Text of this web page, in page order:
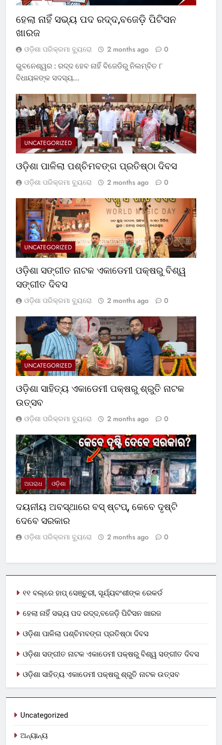
ହେଲା ନାହିଁ ସଭ୍ୟ ପଦ ରଦ୍ଦ,ବଜେଡ଼ି ପିଟିସନ
ଖାରଜ
ଓଡ଼ିଶା ପରିକ୍ରମା ବ୍ୟୁରୋ 2 months ago 0
ଭୁବନେଶ୍ୱର : ରଦ୍ଦ ହେବ ନାହିଁ ବିଜେଡିରୁ ନିଲମ୍ବିତ ୮
ବିଧାୟକଙ୍କ ସଦସ୍ୟ…
UNCATEGORIZED
ଓଡ଼ିଶା ପାଳିଲା ପଶ୍ଚିମବଙ୍ଗ ପ୍ରତିଷ୍ଠା ଦିବସ
ଓଡ଼ିଶା ପରିକ୍ରମା ବ୍ୟୁରୋ 2 months ago 0
UNCATEGORIZED
ଓଡ଼ିଶା ସଙ୍ଗୀତ ନାଟକ ଏକାଡେମୀ ପକ୍ଷରୁ ବିଶ୍ୱ
ସଙ୍ଗୀତ ଦିବସ
ଓଡ଼ିଶା ପରିକ୍ରମା ବ୍ୟୁରୋ 2 months ago 0
UNCATEGORIZED
ଓଡ଼ିଶା ସାହିତ୍ୟ ଏକାଡେମୀ ପକ୍ଷରୁ ଶ୍ରୁତି ନାଟକ
ଉତ୍ସବ
ଓଡ଼ିଶା ପରିକ୍ରମା ବ୍ୟୁରୋ 2 months ago 0
ଅପରାଧ ଓଡ଼ିଶା
ଦୟନୀୟ ଅବସ୍ଥାରେ ବସ୍‌ ଷ୍ଟପ୍‌, କେବେ ଦୃଷ୍ଟି
ଦେବେ ସରକାର
ଓଡ଼ିଶା ପରିକ୍ରମା ବ୍ୟୁରୋ 2 months ago 0
୧୧ ବଲ୍‌ରେ ହାପ୍ ସେଞ୍ଚୁରୀ, ସୂର୍ଯ୍ୟବଂଶୀଙ୍କ ରେକର୍ଡ
ହେଲା ନାହିଁ ସଭ୍ୟ ପଦ ରଦ୍ଦ,ବଜେଡ଼ି ପିଟିସନ ଖାରଜ
ଓଡ଼ିଶା ପାଳିଲା ପଶ୍ଚିମବଙ୍ଗ ପ୍ରତିଷ୍ଠା ଦିବସ
ଓଡ଼ିଶା ସଙ୍ଗୀତ ନାଟକ ଏକାଡେମୀ ପକ୍ଷରୁ ବିଶ୍ୱ ସଙ୍ଗୀତ ଦିବସ
ଓଡ଼ିଶା ସାହିତ୍ୟ ଏକାଡେମୀ ପକ୍ଷରୁ ଶ୍ରୁତି ନାଟକ ଉତ୍ସବ
Uncategorized
ଅନ୍ୟାନ୍ୟ